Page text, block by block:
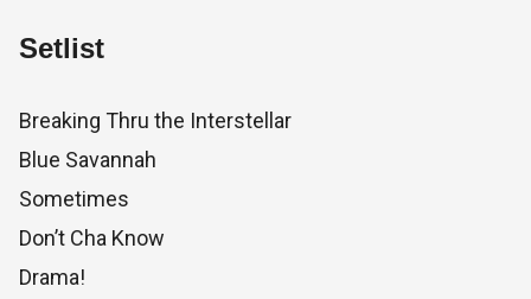
Setlist
Breaking Thru the Interstellar
Blue Savannah
Sometimes
Don’t Cha Know
Drama!